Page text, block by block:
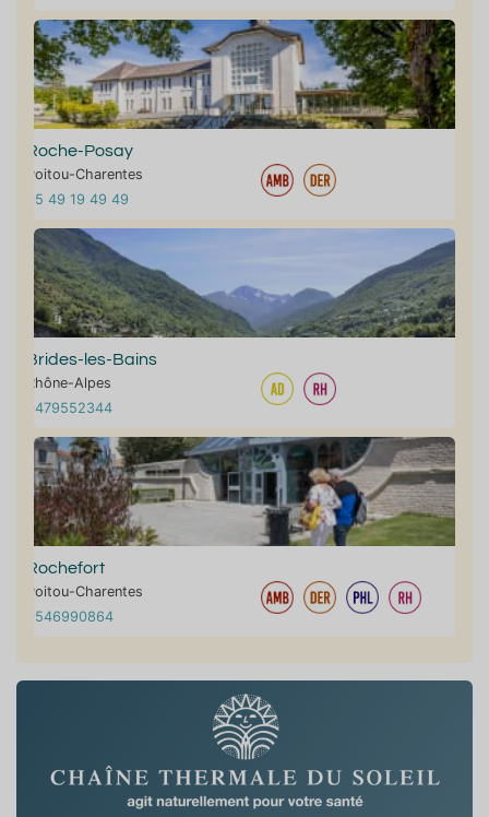
Roche-Posay
Poitou-Charentes
05 49 19 49 49
Brides-les-Bains
Rhône-Alpes
0479552344
Rochefort
Poitou-Charentes
0546990864